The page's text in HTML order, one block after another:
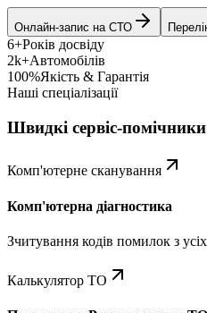
Онлайн-запис на СТО
6+Років досвіду
2k+Автомобілів
100%Якість & Гарантія
Наші спеціалізації
Швидкі сервіс-помічники
Комп'ютерне сканування
Комп'ютерна діагностика
Зчитування кодів помилок з
Калькулятор ТО